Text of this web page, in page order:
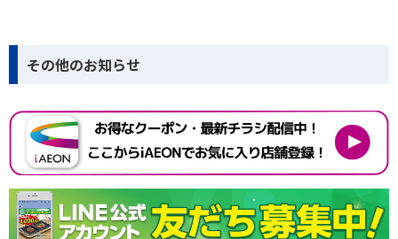
その他のお知らせ